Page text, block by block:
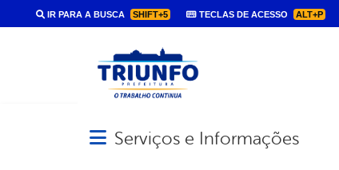
IR PARA A BUSCA SHIFT+5 TECLAS DE ACESSO ALT+P
Abrir menu principal de navegação
Serviços e Informações